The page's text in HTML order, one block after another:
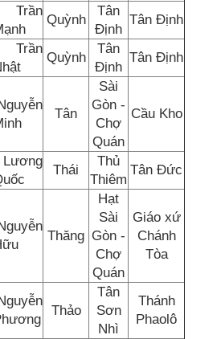
Trần
Quỳnh
Tân
Định
Tân Định
Trần
Quỳnh
Tân
Định
Tân Định
Tân
Sài
Gòn -
Chợ
Quán
Cầu Kho
Lương
Thái
Thủ
Thiêm
Tân Đức
Thăng
Hạt
Sài
Gòn -
Chợ
Quán
Giáo xứ
Chánh
Tòa
Thảo
Tân
Sơn
Nhì
Thánh
Phaolô